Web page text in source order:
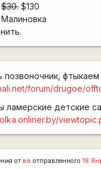
$30.$130
позвоночник,
forum/drugoe/
ламерские детские
от вв отправленного18